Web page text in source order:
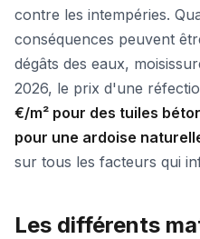
contre les intempéries.
conséquences peuvent
dégâts des eaux,
2026, le prix d'une
€/m² pour des tuiles
pour une ardoise
sur tous les facteurs qui
Les différents